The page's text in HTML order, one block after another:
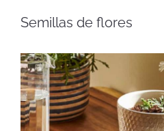
Semillas de flores